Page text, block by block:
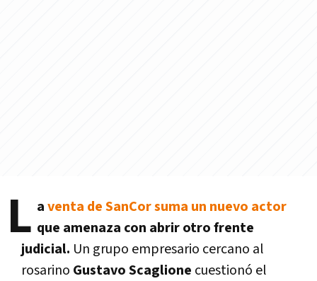
L aventa de SanCor suma un nuevo actor
que amenaza con abrir otro frente
judicial. Un grupo empresario cercano al
rosarino Gustavo Scaglione cuestionó el